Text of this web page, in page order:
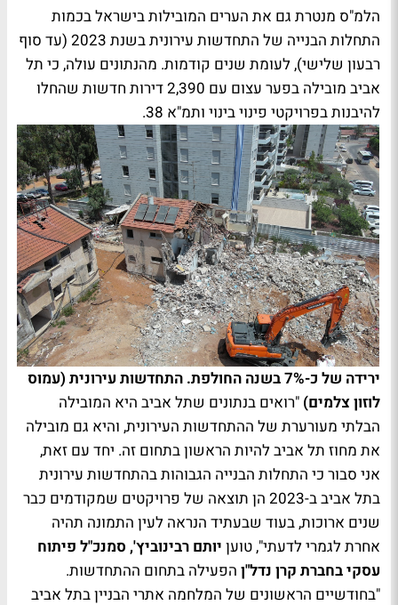
הלמ"ס מנטרת גם את הערים המובילות בישראל בכמות
התחלות הבנייה של התחדשות עירונית בשנת 2023 (עד סוף
רבעון שלישי), לעומת שנים קודמות. מהנתונים עולה, כי תל
אביב מובילה בפער עצום עם 2,390 דירות חדשות שהחלו
להיבנות בפרויקטי פינוי בינוי ותמ"א 38.
ירידה של כ-7% בשנה החולפת. התחדשות עירונית (עמוס
לוזון צלמים) "רואים בנתונים שתל אביב היא המובילה
הבלתי מעורערת של ההתחדשות העירונית, והיא גם מובילה
את מחוז תל אביב להיות הראשון בתחום זה. יחד עם זאת,
אני סבור כי התחלות הבנייה הגבוהות בהתחדשות עירונית
בתל אביב ב-2023 הן תוצאה של פרויקטים שמקודמים כבר
שנים ארוכות, בעוד שבעתיד הנראה לעין התמונה תהיה
אחרת לגמרי לדעתי", טוען יותם רבינוביץ', סמנכ"ל פיתוח
עסקי בחברת קרן נדל"ן הפעילה בתחום ההתחדשות.
"בחודשיים הראשונים של המלחמה אתרי הבניין בתל אביב